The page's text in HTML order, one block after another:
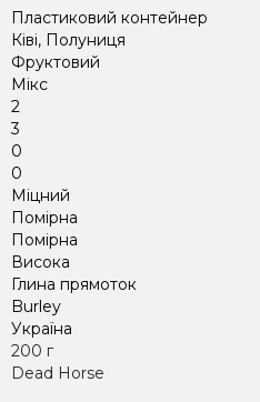
Пластиковий контейнер
Ківі, Полуниця
Фруктовий
Мікс
2
3
0
0
Міцний
Помірна
Помірна
Висока
Глина прямоток
Burley
Україна
200 г
Dead Horse